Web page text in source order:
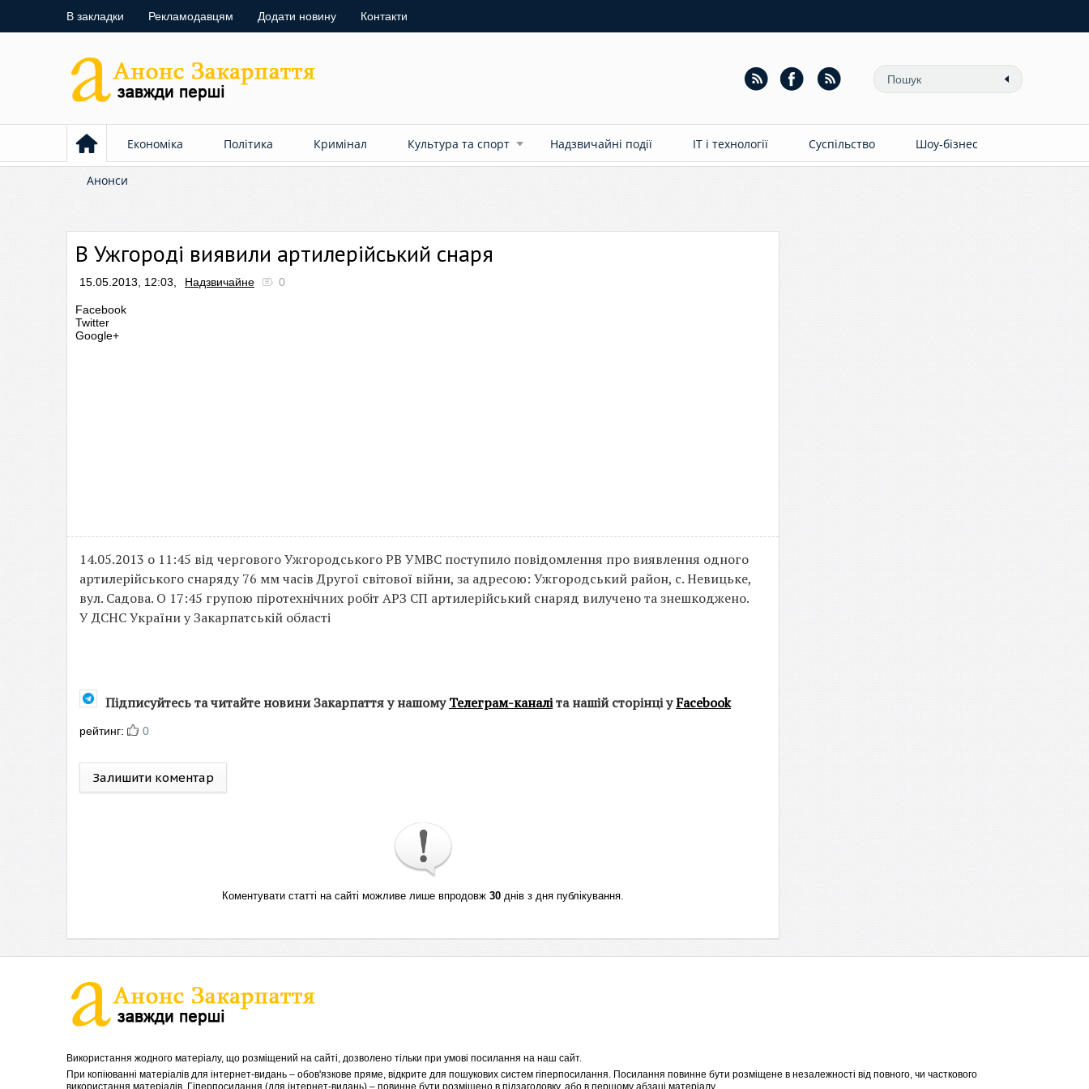
В закладки Рекламодавцям Додати новину Контакти
Економіка Політика Кримінал Культура та спорт Надзвичайні події ІТ і технології Суспільство Шоу-бізнес
Анонси
В Ужгороді виявили артилерійський снаря
15.05.2013, 12:03, Надзвичайне 0
Facebook
Twitter
Google+
14.05.2013 о 11:45 від чергового Ужгородського РВ УМВС поступило повідомлення про виявлення одного
артилерійського снаряду 76 мм часів Другої світової війни, за адресою: Ужгородський район, с. Невицьке,
вул. Садова. О 17:45 групою піротехнічних робіт АРЗ СП артилерійський снаряд вилучено та знешкоджено.
У ДСНС України у Закарпатській області
Підписуйтесь та читайте новини Закарпаття у нашомуТелеграм-каналіта нашій сторінці уFacebook
рейтинг: 0
Залишити коментар
Коментувати статті на сайті можливе лише впродовж 30 днів з дня публікування.
Використання жодного матеріалу, що розміщений на сайті, дозволено тільки при умові посилання на наш сайт.
При копіюванні матеріалів для інтернет-видань – обов'язкове пряме, відкрите для пошукових систем гіперпосилання. Посилання повинне бути розміщене в незалежності від повного, чи часткового
використання матеріалів. Гіперпосилання (для інтернет-видань) – повинне бути розміщено в підзаголовку, або в першому абзаці матеріалу.